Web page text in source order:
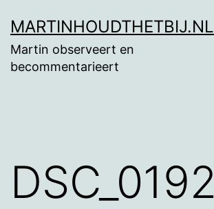
naar
de
MARTINHOUDTHETBIJ.NL
Martin observeert en
becommentarieert
DSC_0192